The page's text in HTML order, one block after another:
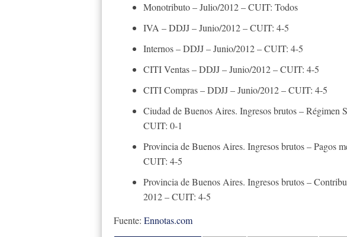
Monotributo – Julio/2012 – CUIT: Todos
IVA – DDJJ – Junio/2012 – CUIT: 4-5
Internos – DDJJ – Junio/2012 – CUIT: 4-5
CITI Ventas – DDJJ – Junio/2012 – CUIT: 4-5
CITI Compras – DDJJ – Junio/2012 – CUIT: 4-5
Ciudad de Buenos Aires. Ingresos brutos – Régimen
CUIT: 0-1
Provincia de Buenos Aires. Ingresos brutos – Pagos
CUIT: 4-5
Provincia de Buenos Aires. Ingresos brutos –
2012 – CUIT: 4-5
Fuente: Ennotas.com